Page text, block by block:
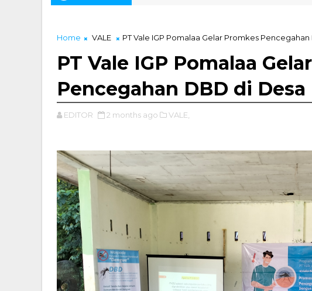
Home VALE PT Vale IGP Pomalaa Gelar Promkes
PT Vale IGP Pomalaa
Pencegahan DBD di
EDITOR 2 months ago VALE,